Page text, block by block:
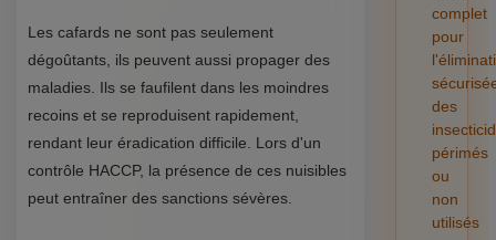
Les cafards ne sont pas seulement
dégoûtants, ils peuvent aussi propager des
maladies. Ils se faufilent dans les moindres
recoins et se reproduisent rapidement,
rendant leur éradication difficile. Lors d'un
contrôle HACCP, la présence de ces nuisibles
peut entraîner des sanctions sévères.
complet
pour
des
périmés
ou
non
utilisés